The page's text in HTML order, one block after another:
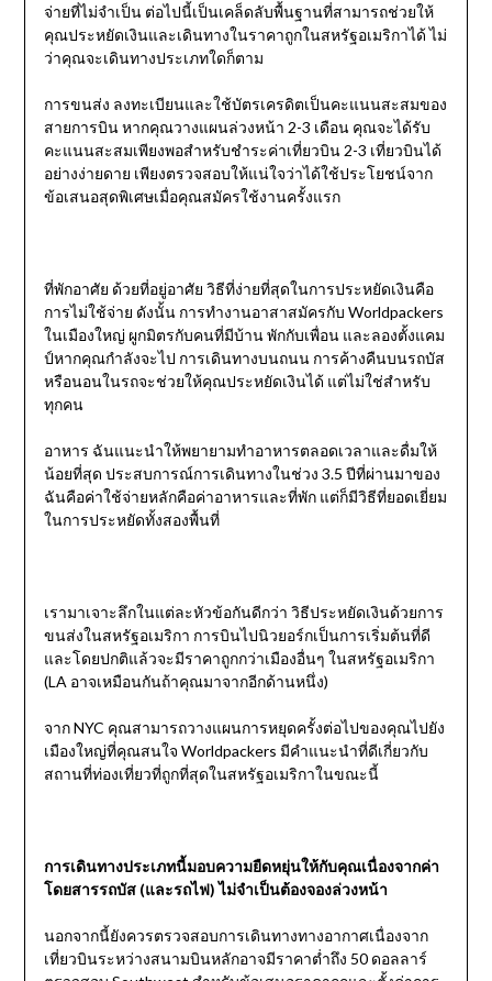
จ่ายที่ไม่จำเป็น ต่อไปนี้เป็นเคล็ดลับพื้นฐานที่สามารถช่วยให้
คุณประหยัดเงินและเดินทางในราคาถูกในสหรัฐอเมริกาได้ ไม่
ว่าคุณจะเดินทางประเภทใดก็ตาม
การขนส่ง ลงทะเบียนและใช้บัตรเครดิตเป็นคะแนนสะสมของ
สายการบิน หากคุณวางแผนล่วงหน้า 2-3 เดือน คุณจะได้รับ
คะแนนสะสมเพียงพอสำหรับชำระค่าเที่ยวบิน 2-3 เที่ยวบินได้
อย่างง่ายดาย เพียงตรวจสอบให้แน่ใจว่าได้ใช้ประโยชน์จาก
ข้อเสนอสุดพิเศษเมื่อคุณสมัครใช้งานครั้งแรก
ที่พักอาศัย ด้วยที่อยู่อาศัย วิธีที่ง่ายที่สุดในการประหยัดเงินคือ
การไม่ใช้จ่าย ดังนั้น การทำงานอาสาสมัครกับ Worldpackers
ในเมืองใหญ่ ผูกมิตรกับคนที่มีบ้าน พักกับเพื่อน และลองตั้งแคม
ป์หากคุณกำลังจะไป การเดินทางบนถนน การค้างคืนบนรถบัส
หรือนอนในรถจะช่วยให้คุณประหยัดเงินได้ แต่ไม่ใช่สำหรับ
ทุกคน
อาหาร ฉันแนะนำให้พยายามทำอาหารตลอดเวลาและดื่มให้
น้อยที่สุด ประสบการณ์การเดินทางในช่วง 3.5 ปีที่ผ่านมาของ
ฉันคือค่าใช้จ่ายหลักคือค่าอาหารและที่พัก แต่ก็มีวิธีที่ยอดเยี่ยม
ในการประหยัดทั้งสองพื้นที่
เรามาเจาะลึกในแต่ละหัวข้อกันดีกว่า วิธีประหยัดเงินด้วยการ
ขนส่งในสหรัฐอเมริกา การบินไปนิวยอร์กเป็นการเริ่มต้นที่ดี
และโดยปกติแล้วจะมีราคาถูกกว่าเมืองอื่นๆ ในสหรัฐอเมริกา
(LA อาจเหมือนกันถ้าคุณมาจากอีกด้านหนึ่ง)
จาก NYC คุณสามารถวางแผนการหยุดครั้งต่อไปของคุณไปยัง
เมืองใหญ่ที่คุณสนใจ Worldpackers มีคำแนะนำที่ดีเกี่ยวกับ
สถานที่ท่องเที่ยวที่ถูกที่สุดในสหรัฐอเมริกาในขณะนี้
การเดินทางประเภทนี้มอบความยืดหยุ่นให้กับคุณเนื่องจากค่า
โดยสารรถบัส (และรถไฟ) ไม่จำเป็นต้องจองล่วงหน้า
นอกจากนี้ยังควรตรวจสอบการเดินทางทางอากาศเนื่องจาก
เที่ยวบินระหว่างสนามบินหลักอาจมีราคาต่ำถึง 50 ดอลลาร์